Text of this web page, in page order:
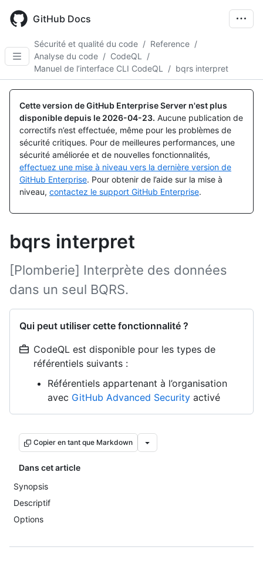
main
GitHub Docs
Sécurité et qualité du code / Reference /
Analyse du code / CodeQL
/
Manuel de l’interface CLI CodeQL
/ bqrs interpret
Cette version de GitHub Enterprise Server n'est plus
disponible depuis le 2026-04-23. Aucune publication de
correctifs n’est effectuée, même pour les problèmes de
sécurité critiques. Pour de meilleures performances, une
sécurité améliorée et de nouvelles fonctionnalités,
effectuez une mise à niveau vers la dernière version de
GitHub Enterprise. Pour obtenir de l’aide sur la mise à
niveau, contactez le support GitHub Enterprise.
bqrs interpret
[Plomberie] Interprète des données
dans un seul BQRS.
Qui peut utiliser cette fonctionnalité ?
CodeQL est disponible pour les types de
référentiels suivants :
Référentiels appartenant à l’organisation
avec GitHub Advanced Security activé
Copier en tant que Markdown
Dans cet article
Synopsis
Descriptif
Options